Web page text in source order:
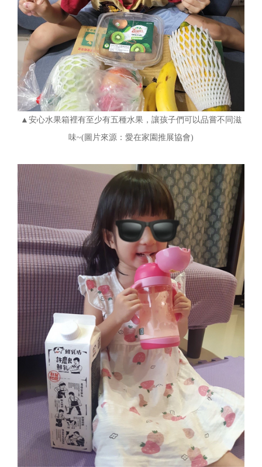
▲安心水果箱裡有至少有五種水果，讓孩子們可以品嘗不同滋
味~(圖片來源：愛在家園推展協會)